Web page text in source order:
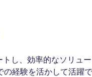
し、効率的なソリュ
の経験を活かして活躍